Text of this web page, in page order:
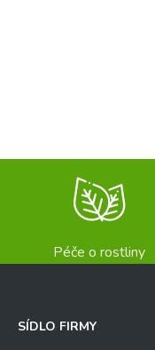
Péče o rostliny
SÍDLO FIRMY